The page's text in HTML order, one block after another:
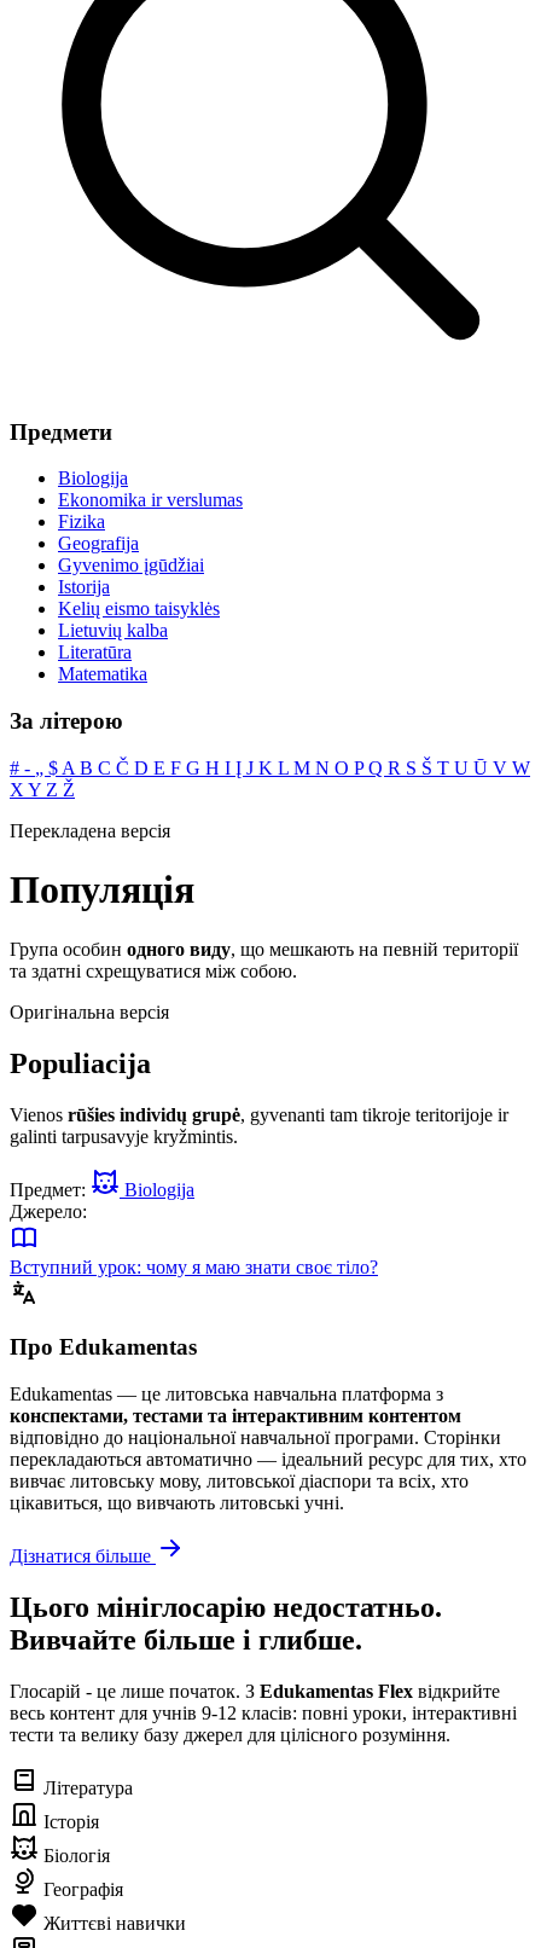
Предмети
Biologija
Ekonomika ir verslumas
Fizika
Geografija
Gyvenimo įgūdžiai
Istorija
Kelių eismo taisyklės
Lietuvių kalba
Literatūra
Matematika
За літерою
# ‐ „ $ A B C Č D E F G H I Į J K L M N O PQ R S Š T U Ū V W
X Y Z Ž
Перекладена версія
Популяція
Група особин одного виду, що мешкають на певній території
та здатні схрещуватися між собою.
Оригінальна версія
Populiacija
Vienos rūšies individų grupė, gyvenanti tam tikroje teritorijoje ir
galinti tarpusavyje kryžmintis.
Предмет:
Biologija
Джерело:
Вступний урок: чому я маю знати своє тіло?
Про Edukamentas
Edukamentas — це литовська навчальна платформа з
конспектами, тестами та інтерактивним контентом
відповідно до національної навчальної програми. Сторінки
перекладаються автоматично — ідеальний ресурс для тих, хто
вивчає литовську мову, литовської діаспори та всіх, хто
цікавиться, що вивчають литовські учні.
Дізнатися більше
Цього мініглосарію недостатньо.
Вивчайте більше і глибше.
Глосарій - це лише початок. З Edukamentas Flex відкрийте
весь контент для учнів 9-12 класів: повні уроки, інтерактивні
тести та велику базу джерел для цілісного розуміння.
Література
Історія
Біологія
Географія
Життєві навички